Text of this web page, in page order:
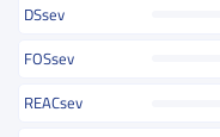
DSsev
FOSsev
REACsev